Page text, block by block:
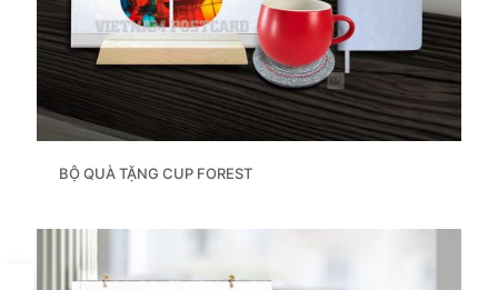
BỘ QUÀ TẶNG CUP FOREST